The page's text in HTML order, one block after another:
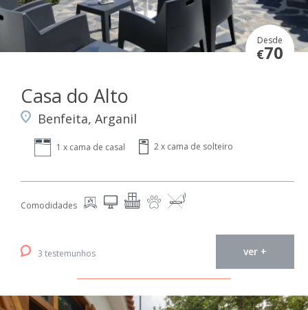
Desde
€70
Casa do Alto
Benfeita, Arganil
1 x cama de casal 2 x cama de solteiro
Comodidades
3 testemunhos ver +